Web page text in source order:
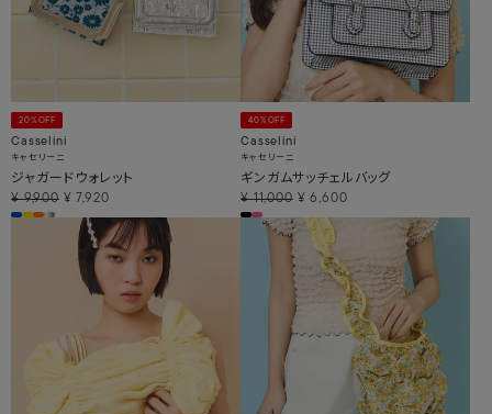
20%OFF
Casselini
キャセリーニ
ジャガードウォレット
¥ 9,900 ¥ 7,920
40%OFF
Casselini
キャセリーニ
ギンガムサッチェルバッグ
¥ 11,000 ¥ 6,600